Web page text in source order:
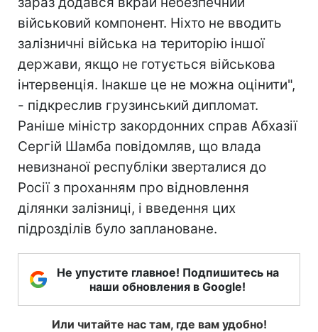
військовий компонент. Ніхто не вводить
залізничні війська на територію іншої
держави, якщо не готується військова
інтервенція. Інакше це не можна оцінити",
- підкреслив грузинський дипломат.
Раніше міністр закордонних справ Абхазії
Сергій Шамба повідомляв, що влада
невизнаної республіки зверталися до
Росії з проханням про відновлення
ділянки залізниці, і введення цих
підрозділів було заплановане.
Не упустите главное! Подпишитесь на
наши обновления в Google!
Или читайте нас там, где вам удобно!